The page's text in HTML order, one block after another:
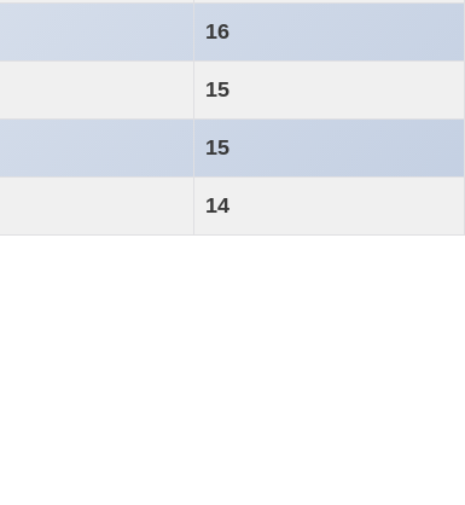
16
15
15
14